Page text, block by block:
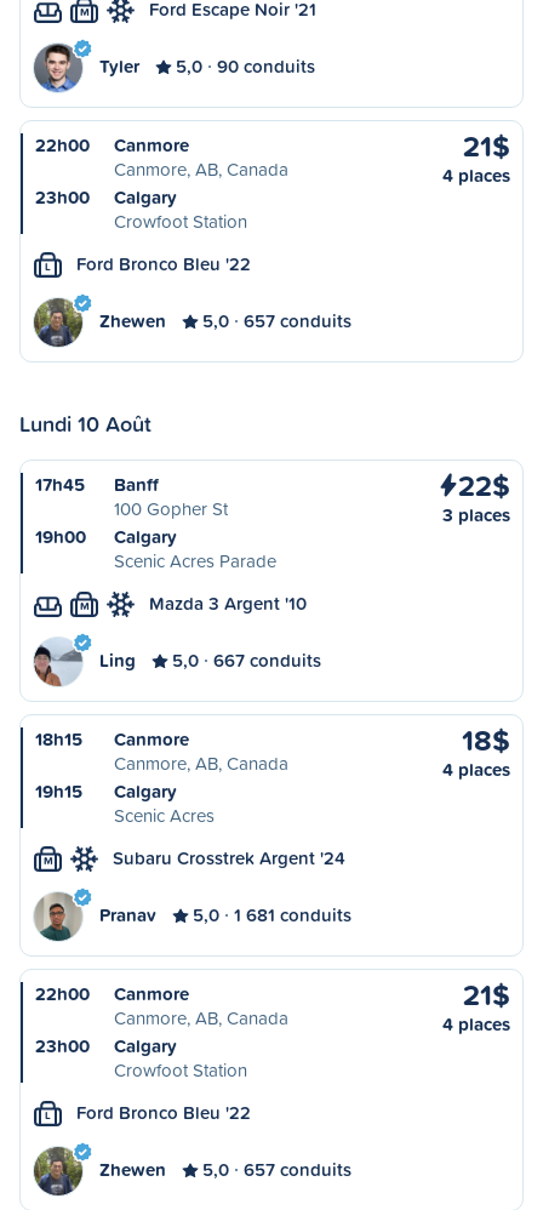
M Ford Escape Noir '21
Tyler 5,0 90 conduits
22h00
Canmore
Canmore, AB, Canada
23h00
Calgary
Crowfoot Station
21$
4 places
L Ford Bronco Bleu '22
Zhewen 5,0 657 conduits
Lundi 10 Août
17h45
Banff
100 Gopher St
19h00
Calgary
Scenic Acres Parade
22$
3 places
M Mazda 3 Argent '10
Ling 5,0 667 conduits
18h15
Canmore
Canmore, AB, Canada
19h15
Calgary
Scenic Acres
18$
4 places
M Subaru Crosstrek Argent '24
Pranav 5,0 1 681 conduits
22h00
Canmore
Canmore, AB, Canada
23h00
Calgary
Crowfoot Station
21$
4 places
L Ford Bronco Bleu '22
Zhewen 5,0 657 conduits